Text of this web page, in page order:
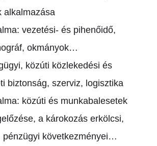
alkalmazása
vezetési- és pihenőidő,
okmányok…
közúti közlekedési és
biztonság, szerviz, logisztika
közúti és munkabalesetek
a károkozás erkölcsi,
pénzügyi következményei…